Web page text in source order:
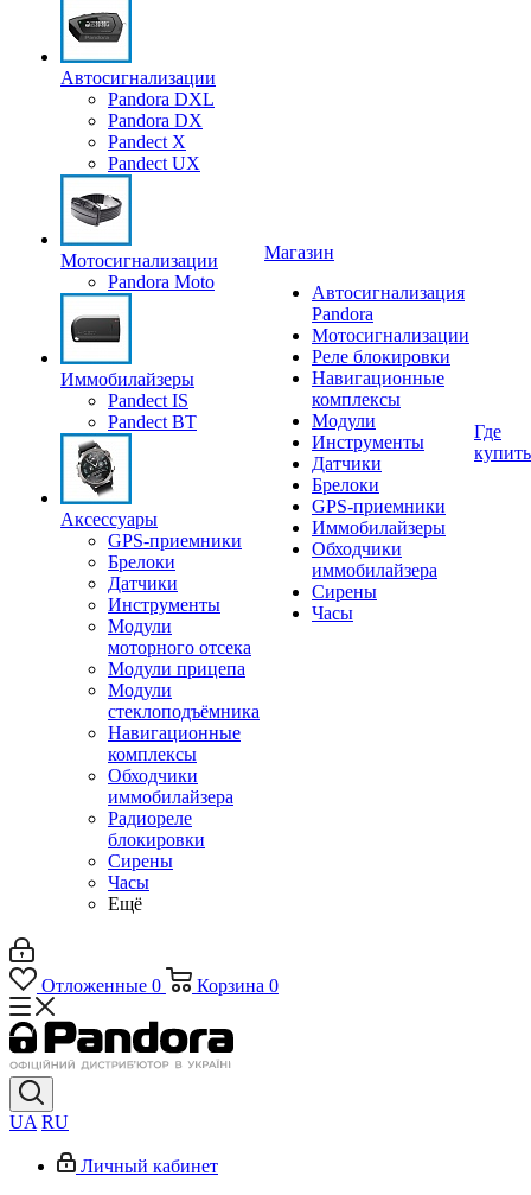
Автосигнализации
Pandora DXL
Pandora DX
Pandect X
Pandect UX
Мотосигнализации
Pandora Moto
Иммобилайзеры
Pandect IS
Pandect BT
Аксессуары
GPS-приемники
Брелоки
Датчики
Инструменты
Модули
моторного отсека
Модули прицепа
Модули
стеклоподъёмника
Навигационные
комплексы
Обходчики
иммобилайзера
Радиореле
блокировки
Сирены
Часы
Ещё
Магазин
Автосигнализация
Pandora
Мотосигнализации
Реле блокировки
Навигационные
комплексы
Модули
Инструменты
Датчики
Брелоки
GPS-приемники
Иммобилайзеры
Обходчики
иммобилайзера
Сирены
Часы
Где
купить
Отложенные 0 Корзина 0
UA RU
Личный кабинет